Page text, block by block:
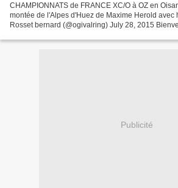
CHAMPIONNATS de FRANCE XC/O à OZ en
montée de l'Alpes d'Huez de Maxime Herold avec
Rosset bernard (@ogivalring) July 28, 2015
Publicité